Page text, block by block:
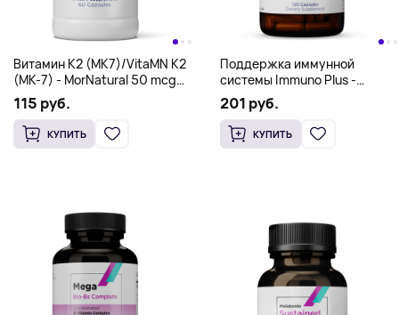
Витамин К2 (МК7)/VitaMN K2
(MK-7) - MorNatural 50 mcg
60 caps
115 руб.
КУПИТЬ
Поддержка иммунной
системы Immuno Plus -
MorNatural 120 caps
201 руб.
КУПИТЬ